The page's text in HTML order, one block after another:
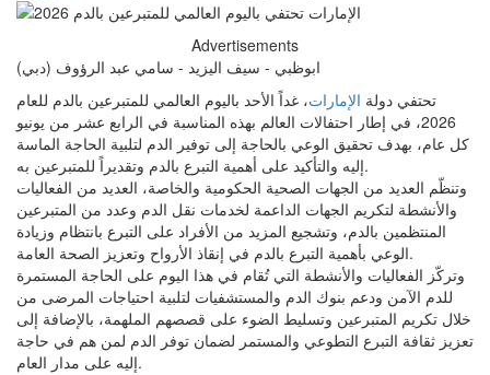
Advertisements
تحتفي دولة الإمارات، غداً الأحد باليوم العالمي للمتبرعين بالدم للعام
2026، في إطار احتفالات العالم بهذه المناسبة في الرابع عشر من يونيو
كل عام، بهدف تحقيق الوعي بالحاجة إلى توفير الدم لتلبية الحاجة الماسة
إليه والتأكيد على أهمية التبرع بالدم وتقديراً للمتبرعين به.
وتنظّم العديد من الجهات الصحية الحكومية والخاصة، العديد من الفعاليات
والأنشطة لتكريم الجهات الداعمة لخدمات نقل الدم وعدد من المتبرعين
المنتظمين بالدم، وتشجيع المزيد من الأفراد على التبرع بانتظام وزيادة
الوعي بأهمية التبرع بالدم في إنقاذ الأرواح وتعزيز الصحة العامة.
وتركّز الفعاليات والأنشطة التي تُقام في هذا اليوم على الحاجة المستمرة
للدم الآمن ودعم بنوك الدم والمستشفيات لتلبية احتياجات المرضى من
خلال تكريم المتبرعين وتسليط الضوء على قصصهم الملهمة، بالإضافة إلى
تعزيز ثقافة التبرع التطوعي والمستمر لضمان توفر الدم لمن هم في حاجة
إليه على مدار العام.